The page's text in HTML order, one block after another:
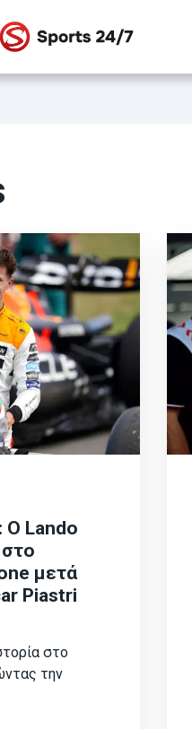
Ο Lando
μετά
Piastri
στο
την